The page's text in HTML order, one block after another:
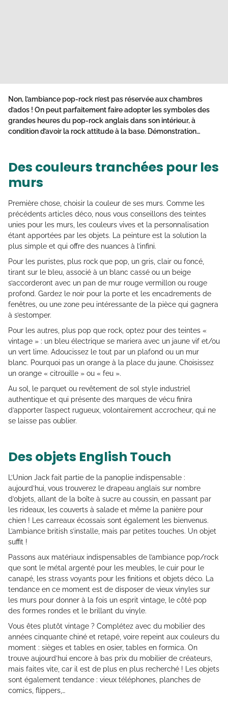
Non, l’ambiance pop-rock n’est pas réservée aux chambres
d’ados ! On peut parfaitement faire adopter les symboles des
grandes heures du pop-rock anglais dans son intérieur, à
condition d’avoir la rock attitude à la base. Démonstration…
Des couleurs tranchées pour les
murs
Première chose, choisir la couleur de ses murs. Comme les
précédents articles déco, nous vous conseillons des teintes
unies pour les murs, les couleurs vives et la personnalisation
étant apportées par les objets. La peinture est la solution la
plus simple et qui offre des nuances à l’infini.
Pour les puristes, plus rock que pop, un gris, clair ou foncé,
tirant sur le bleu, associé à un blanc cassé ou un beige
s’accorderont avec un pan de mur rouge vermillon ou rouge
profond. Gardez le noir pour la porte et les encadrements de
fenêtres, ou une zone peu intéressante de la pièce qui gagnera
à s’estomper.
Pour les autres, plus pop que rock, optez pour des teintes «
vintage » : un bleu électrique se mariera avec un jaune vif et/ou
un vert lime. Adoucissez le tout par un plafond ou un mur
blanc. Pourquoi pas un orange à la place du jaune. Choisissez
un orange « citrouille » ou « feu ».
Au sol, le parquet ou revêtement de sol style industriel
authentique et qui présente des marques de vécu finira
d’apporter l’aspect rugueux, volontairement accrocheur, qui ne
se laisse pas oublier.
Des objets English Touch
L’Union Jack fait partie de la panoplie indispensable :
aujourd’hui, vous trouverez le drapeau anglais sur nombre
d’objets, allant de la boîte à sucre au coussin, en passant par
les rideaux, les couverts à salade et même la panière pour
chien ! Les carreaux écossais sont également les bienvenus.
L’ambiance british s’installe, mais par petites touches. Un objet
suffit !
Passons aux matériaux indispensables de l’ambiance pop/rock
que sont le métal argenté pour les meubles, le cuir pour le
canapé, les strass voyants pour les finitions et objets déco. La
tendance en ce moment est de disposer de vieux vinyles sur
les murs pour donner à la fois un esprit vintage, le côté pop
des formes rondes et le brillant du vinyle.
Vous êtes plutôt vintage ? Complétez avec du mobilier des
années cinquante chiné et retapé, voire repeint aux couleurs du
moment : sièges et tables en osier, tables en formica. On
trouve aujourd’hui encore à bas prix du mobilier de créateurs,
mais faites vite, car il est de plus en plus recherché ! Les objets
sont également tendance : vieux téléphones, planches de
comics, flippers,…